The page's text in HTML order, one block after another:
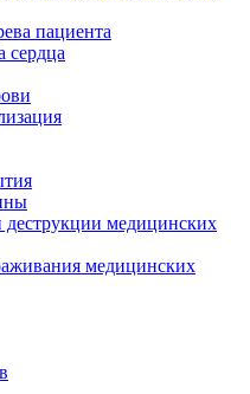
пациента
сердца
деструкции медицинских
медицинских